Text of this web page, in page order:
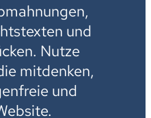
und
Nutze
mitdenken,
und